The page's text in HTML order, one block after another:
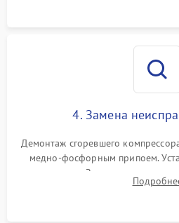
4. Замена
Демонтаж сгоревшего
медно-фосфорным припоем.
осушителя. Замена
сломанных заслонок или